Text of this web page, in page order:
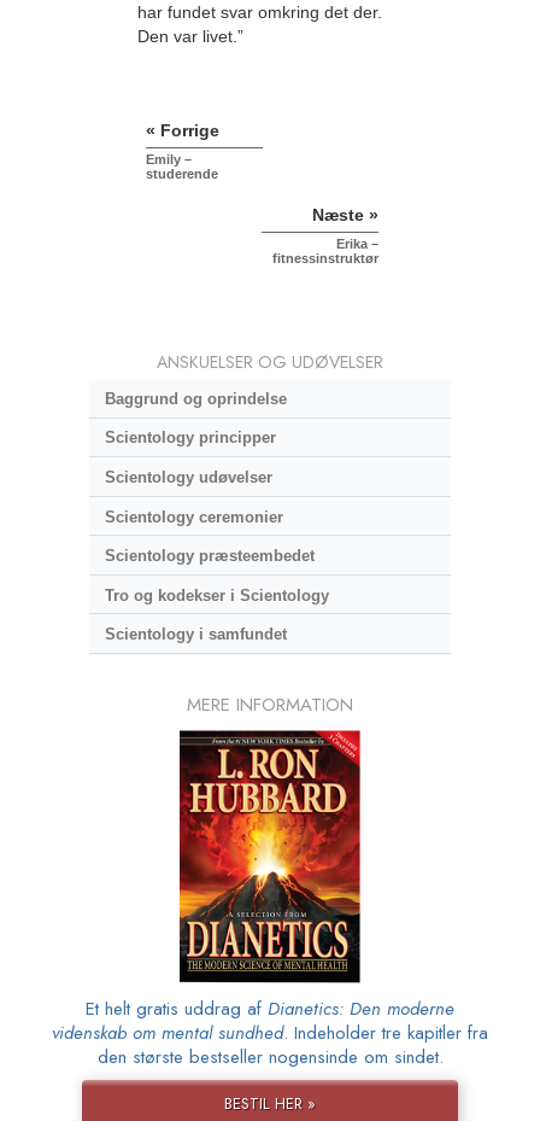
har fundet svar omkring det der.
Den var livet.”
« Forrige
Emily –
studerende
Næste »
Erika –
fitnessinstruktør
ANSKUELSER OG UDØVELSER
Baggrund og oprindelse
Scientology principper
Scientology udøvelser
Scientology ceremonier
Scientology præsteembedet
Tro og kodekser i Scientology
Scientology i samfundet
MERE INFORMATION
Et helt gratis uddrag af Dianetics: Den moderne
videnskab om mental sundhed. Indeholder tre kapitler fra
den største bestseller nogensinde om sindet.
BESTIL HER »